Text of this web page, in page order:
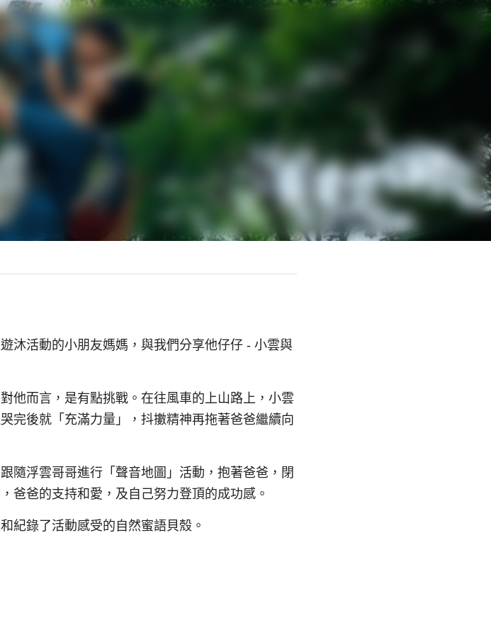
沐活動的小朋友媽媽，與我們分享他仔仔 - 小雲與
他而言，是有點挑戰。在往風車的上山路上，小雲
完後就「充滿力量」，抖擻精神再拖著爸爸繼續向
隨浮雲哥哥進行「聲音地圖」活動，抱著爸爸，閉
爸爸的支持和愛，及自己努力登頂的成功感。
紀錄了活動感受的自然蜜語貝殼。